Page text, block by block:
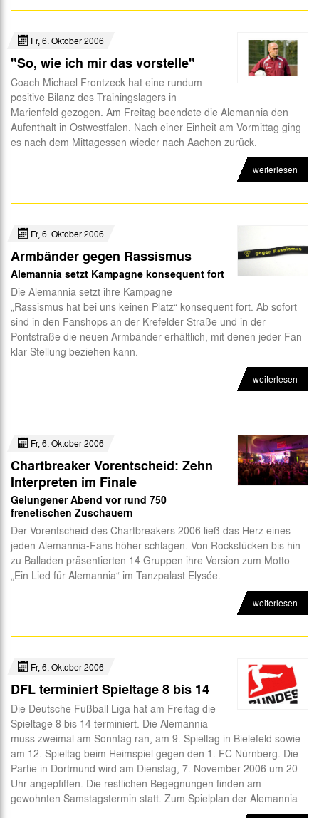
Fr, 6. Oktober 2006
"So, wie ich mir das vorstelle"
Coach Michael Frontzeck hat eine rundum
positive Bilanz des Trainingslagers in
Marienfeld gezogen. Am Freitag beendete die Alemannia den
Aufenthalt in Ostwestfalen. Nach einer Einheit am Vormittag ging
es nach dem Mittagessen wieder nach Aachen zurück.
weiterlesen
Fr, 6. Oktober 2006
Armbänder gegen Rassismus
Alemannia setzt Kampagne konsequent fort
Die Alemannia setzt ihre Kampagne
„Rassismus hat bei uns keinen Platz“ konsequent fort. Ab sofort
sind in den Fanshops an der Krefelder Straße und in der
Pontstraße die neuen Armbänder erhältlich, mit denen jeder Fan
klar Stellung beziehen kann.
weiterlesen
Fr, 6. Oktober 2006
Chartbreaker Vorentscheid: Zehn
Interpreten im Finale
Gelungener Abend vor rund 750
frenetischen Zuschauern
Der Vorentscheid des Chartbreakers 2006 ließ das Herz eines
jeden Alemannia-Fans höher schlagen. Von Rockstücken bis hin
zu Balladen präsentierten 14 Gruppen ihre Version zum Motto
„Ein Lied für Alemannia“ im Tanzpalast Elysée.
weiterlesen
Fr, 6. Oktober 2006
DFL terminiert Spieltage 8 bis 14
Die Deutsche Fußball Liga hat am Freitag die
Spieltage 8 bis 14 terminiert. Die Alemannia
muss zweimal am Sonntag ran, am 9. Spieltag in Bielefeld sowie
am 12. Spieltag beim Heimspiel gegen den 1. FC Nürnberg. Die
Partie in Dortmund wird am Dienstag, 7. November 2006 um 20
Uhr angepfiffen. Die restlichen Begegnungen finden am
gewohnten Samstagstermin statt. Zum Spielplan der Alemannia